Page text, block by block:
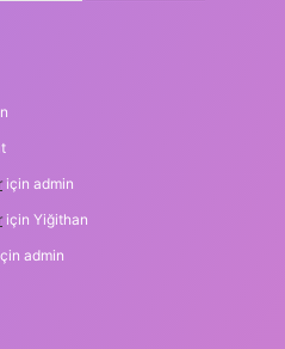
için admin
için Yiğithan
admin